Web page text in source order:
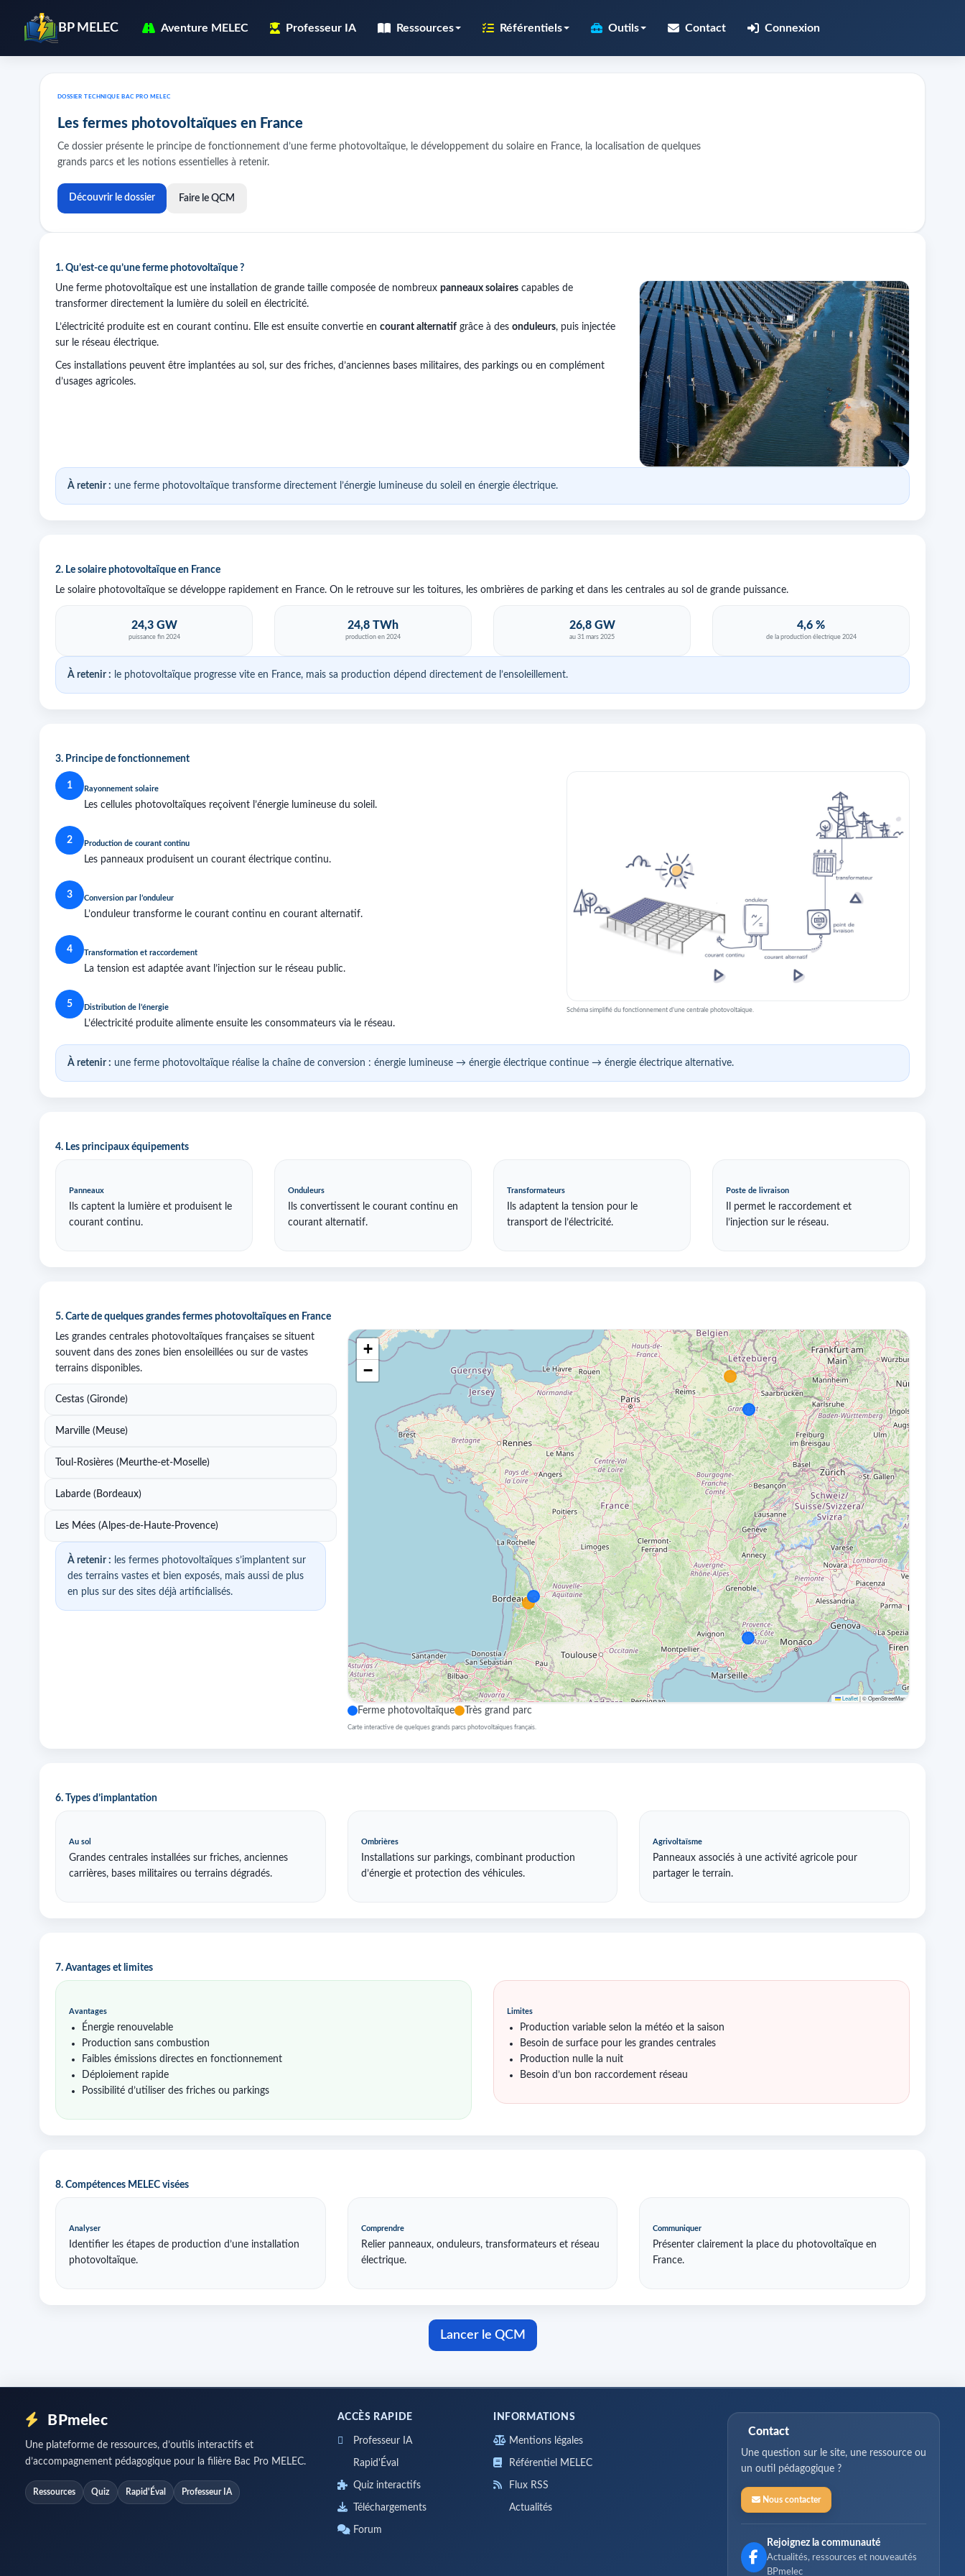
BP MELEC Aventure MELEC Professeur IA Ressources Référentiels Outils Contact Connexion
DOSSIER TECHNIQUE BAC PRO MELEC
Les fermes photovoltaïques en France
Ce dossier présente le principe de fonctionnement d’une ferme photovoltaïque, le développement du solaire en France, la localisation de quelques
grands parcs et les notions essentielles à retenir.
Découvrir le dossier Faire le QCM
1. Qu’est-ce qu’une ferme photovoltaïque ?
Une ferme photovoltaïque est une installation de grande taille composée de nombreux panneaux solaires capables de
transformer directement la lumière du soleil en électricité.
L’électricité produite est en courant continu. Elle est ensuite convertie en courant alternatif grâce à des onduleurs, puis injectée
sur le réseau électrique.
Ces installations peuvent être implantées au sol, sur des friches, d’anciennes bases militaires, des parkings ou en complément
d’usages agricoles.
À retenir : une ferme photovoltaïque transforme directement l’énergie lumineuse du soleil en énergie électrique.
2. Le solaire photovoltaïque en France
Le solaire photovoltaïque se développe rapidement en France. On le retrouve sur les toitures, les ombrières de parking et dans les centrales au sol de grande puissance.
24,3 GW
puissance fin 2024
24,8 TWh
production en 2024
26,8 GW
au 31 mars 2025
4,6 %
de la production électrique 2024
À retenir : le photovoltaïque progresse vite en France, mais sa production dépend directement de l’ensoleillement.
3. Principe de fonctionnement
1 Rayonnement solaire
Les cellules photovoltaïques reçoivent l’énergie lumineuse du soleil.
2 Production de courant continu
Les panneaux produisent un courant électrique continu.
3 Conversion par l’onduleur
L’onduleur transforme le courant continu en courant alternatif.
4 Transformation et raccordement
La tension est adaptée avant l’injection sur le réseau public.
5 Distribution de l’énergie
L’électricité produite alimente ensuite les consommateurs via le réseau.
Schéma simplifié du fonctionnement d’une centrale photovoltaïque.
À retenir : une ferme photovoltaïque réalise la chaîne de conversion : énergie lumineuse → énergie électrique continue → énergie électrique alternative.
4. Les principaux équipements
Panneaux
Ils captent la lumière et produisent le
courant continu.
Onduleurs
Ils convertissent le courant continu en
courant alternatif.
Transformateurs
Ils adaptent la tension pour le
transport de l’électricité.
Poste de livraison
Il permet le raccordement et
l’injection sur le réseau.
5. Carte de quelques grandes fermes photovoltaïques en France
Les grandes centrales photovoltaïques françaises se situent
souvent dans des zones bien ensoleillées ou sur de vastes
terrains disponibles.
Cestas (Gironde)
Marville (Meuse)
Toul-Rosières (Meurthe-et-Moselle)
Labarde (Bordeaux)
Les Mées (Alpes-de-Haute-Provence)
À retenir : les fermes photovoltaïques s’implantent sur
des terrains vastes et bien exposés, mais aussi de plus
en plus sur des sites déjà artificialisés.
+
−
Leaflet|© OpenStreetMap
Ferme photovoltaïque Très grand parc
Carte interactive de quelques grands parcs photovoltaïques français.
6. Types d’implantation
Au sol
Grandes centrales installées sur friches, anciennes
carrières, bases militaires ou terrains dégradés.
Ombrières
Installations sur parkings, combinant production
d’énergie et protection des véhicules.
Agrivoltaïsme
Panneaux associés à une activité agricole pour
partager le terrain.
7. Avantages et limites
Avantages
Énergie renouvelable
Production sans combustion
Faibles émissions directes en fonctionnement
Déploiement rapide
Possibilité d’utiliser des friches ou parkings
Limites
Production variable selon la météo et la saison
Besoin de surface pour les grandes centrales
Production nulle la nuit
Besoin d’un bon raccordement réseau
8. Compétences MELEC visées
Analyser
Identifier les étapes de production d’une installation
photovoltaïque.
Comprendre
Relier panneaux, onduleurs, transformateurs et réseau
électrique.
Communiquer
Présenter clairement la place du photovoltaïque en
France.
Lancer le QCM
BPmelec
Une plateforme de ressources, d’outils interactifs et
d’accompagnement pédagogique pour la filière Bac Pro MELEC.
Ressources Quiz Rapid'Éval Professeur IA
ACCÈS RAPIDE
Professeur IA
Rapid'Éval
Quiz interactifs
Téléchargements
Forum
INFORMATIONS
Mentions légales
Référentiel MELEC
Flux RSS
Actualités
Contact
Une question sur le site, une ressource ou
un outil pédagogique ?
Nous contacter
Rejoignez la communauté
Actualités, ressources et nouveautés
BPmelec